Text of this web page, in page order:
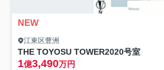
NEW
江東区豊洲
THE TOYOSU TOWER2020号室
1億3,490万円